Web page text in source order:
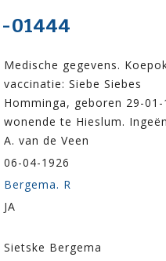
01444
Medische gegevens.
vaccinatie: Siebe Siebes
Homminga, geboren 29-01-
wonende te Hieslum.
A. van de Veen
06-04-1926
Bergema. R
JA
Sietske Bergema